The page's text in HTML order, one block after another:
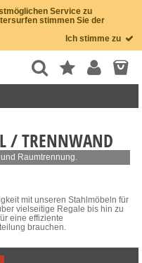
Service zu
stimmen Sie der
Ich stimme zu
/ TRENNWAND
Raumtrennung.
mit unseren Stahlmöbeln für
vielseitige Regale bis hin zu
eine effiziente
brauchen.